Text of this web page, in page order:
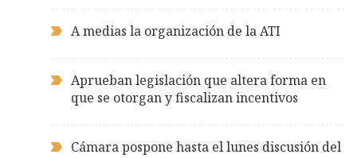
A medias la organización de la ATI
Aprueban legislación que altera forma en
que se otorgan y fiscalizan incentivos
Cámara pospone hasta el lunes discusión del